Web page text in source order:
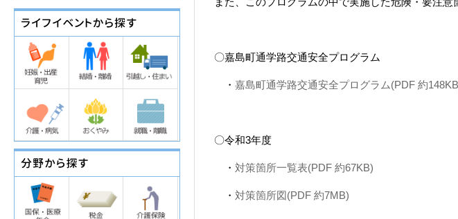
〇嘉島町通学路交通安全プログラム
・ 嘉島町通学路交通安全プログラム(PDF 約
〇令和3年度
・ 対策箇所一覧表(PDF 約67KB)
・ 対策箇所図(PDF 約7MB)